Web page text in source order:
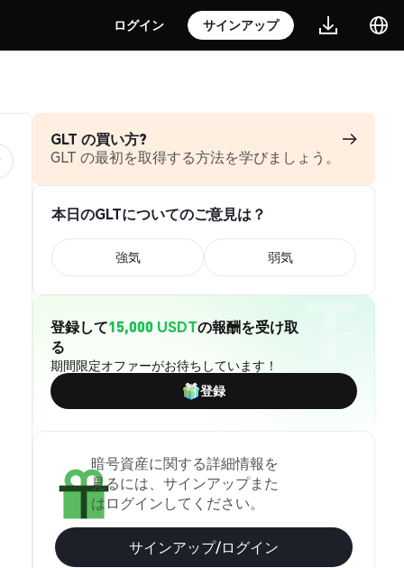
ログイン サインアップ
GLT の買い方?
GLT の最初を取得する方法を学びましょう。
本日のGLTについてのご意見は？
強気 弱気
登録して15,000 USDTの報酬を受け取
る
期間限定オファーがお待ちしています！
登録
暗号資産に関する詳細情報を
見るには、サインアップまた
はログインしてください。
サインアップ/ログイン